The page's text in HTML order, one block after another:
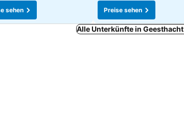
sehen
Preise sehen
Alle Unterkünfte in